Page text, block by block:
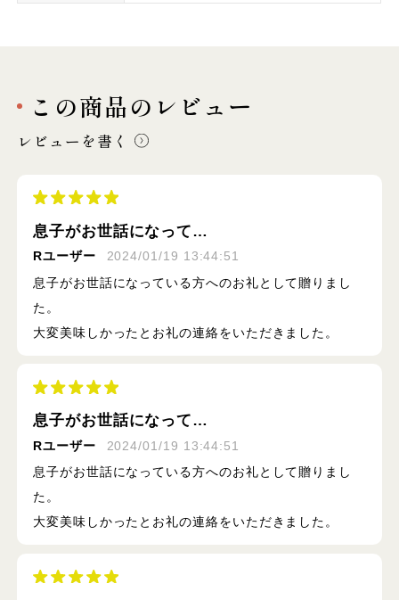
この商品のレビュー
レビューを書く
息子がお世話になって…
Rユーザー
2024/01/19 13:44:51
息子がお世話になっている方へのお礼として贈りまし
た。
大変美味しかったとお礼の連絡をいただきました。
息子がお世話になって…
Rユーザー
2024/01/19 13:44:51
息子がお世話になっている方へのお礼として贈りまし
た。
大変美味しかったとお礼の連絡をいただきました。